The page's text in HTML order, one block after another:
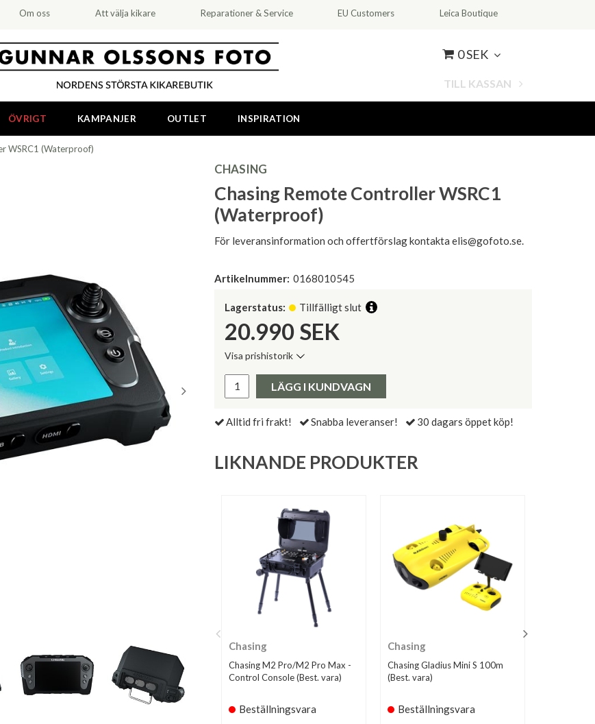
Om oss Att välja kikare Reparationer & Service EU Customers Leica Boutique
0 SEK
TILL KASSAN
ÖVRIGT KAMPANJER OUTLET INSPIRATION
WSRC1 (Waterproof)
CHASING
Chasing Remote Controller WSRC1
(Waterproof)
För leveransinformation och offertförslag kontakta elis@gofoto.se.
Artikelnummer: 0168010545
Lagerstatus: Tillfälligt slut
20.990 SEK
Visa prishistorik
Pris:
LÄGG I KUNDVAGN
Alltid fri frakt! Snabba leveranser! 30 dagars öppet köp!
LIKNANDE PRODUKTER
Chasing
Chasing M2 Pro/M2 Pro Max -
Control Console (Best. vara)
Beställningsvara
Chasing
Chasing Gladius Mini S 100m
(Best. vara)
Beställningsvara